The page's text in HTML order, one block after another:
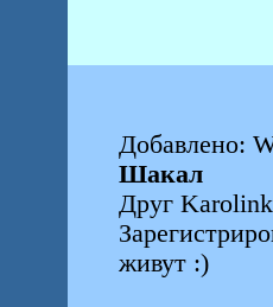
Добавлено:
Шакал
Друг
живут :)